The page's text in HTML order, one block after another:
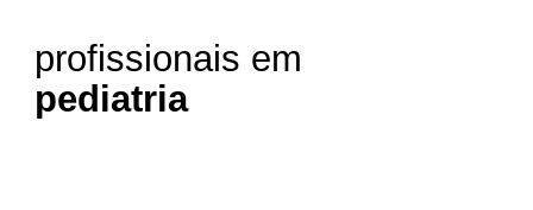
profissionais em
pediatria